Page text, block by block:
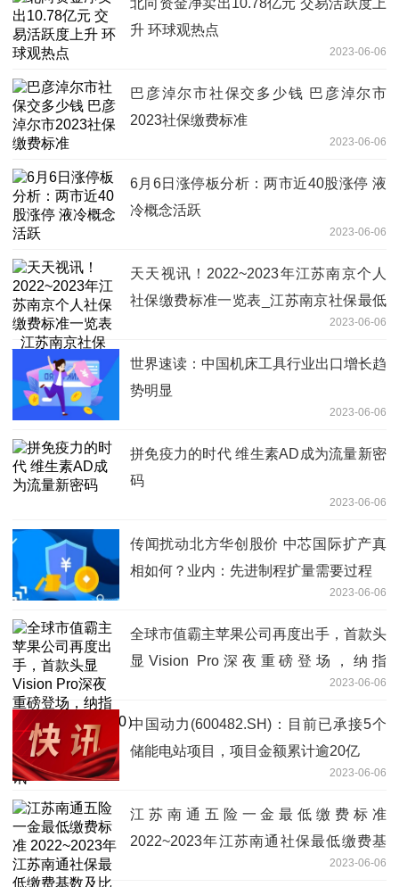
升 环球观热点
2023-06-06
巴彦淖尔市社保交多少钱 巴彦淖尔市
2023社保缴费标准
2023-06-06
6月6日涨停板分析：两市近40股涨停 液
冷概念活跃
2023-06-06
天天视讯！2022~2023年江苏南京个人
社保缴费标准一览表_江苏南京社保最低
2023-06-06
世界速读：中国机床工具行业出口增长趋
势明显
2023-06-06
拼免疫力的时代 维生素AD成为流量新密
码
2023-06-06
传闻扰动北方华创股价 中芯国际扩产真
相如何？业内：先进制程扩量需要过程
2023-06-06
全球市值霸主苹果公司再度出手，首款头
显Vision Pro深夜重磅登场，纳指
100ETF（159660）强势4连阳再创新
高！-环球微速讯
2023-06-06
中国动力(600482.SH)：目前已承接5个
储能电站项目，项目金额累计逾20亿
2023-06-06
江苏南通五险一金最低缴费标准
2022~2023年江苏南通社保最低缴费基
2023-06-06